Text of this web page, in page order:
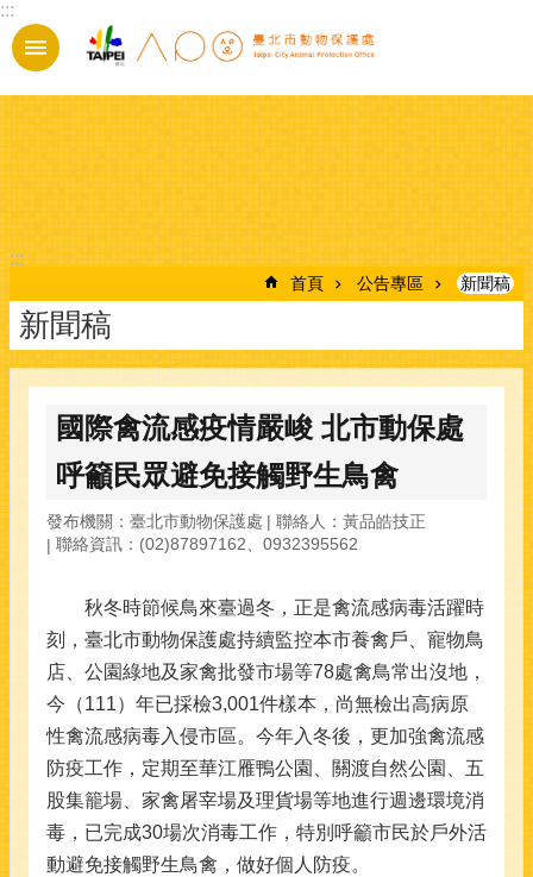
跳到主要內容區塊
:::
:::
首頁 公告專區 新聞稿
新聞稿
國際禽流感疫情嚴峻 北市動保處
呼籲民眾避免接觸野生鳥禽
發布機關：臺北市動物保護處
聯絡人：黃品皓技正
聯絡資訊：(02)87897162、0932395562
秋冬時節候鳥來臺過冬，正是禽流感病毒活躍時
刻，臺北市動物保護處持續監控本市養禽戶、寵物鳥
店、公園綠地及家禽批發市場等78處禽鳥常出沒地，
今（111）年已採檢3,001件樣本，尚無檢出高病原
性禽流感病毒入侵市區。今年入冬後，更加強禽流感
防疫工作，定期至華江雁鴨公園、關渡自然公園、五
股集籠場、家禽屠宰場及理貨場等地進行週邊環境消
毒，已完成30場次消毒工作，特別呼籲市民於戶外活
動避免接觸野生鳥禽，做好個人防疫。